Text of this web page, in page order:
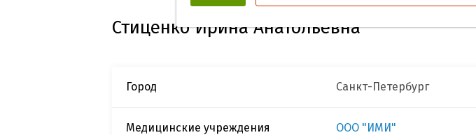
Стиценко Ирина Анатольевна
Город Санкт-Петербург
Медицинские учреждения ООО "ИМИ"